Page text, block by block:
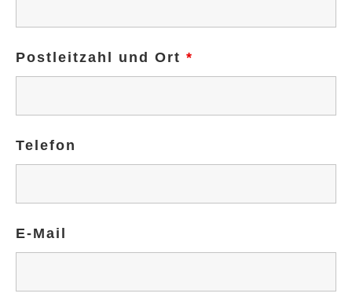
Postleitzahl und Ort *
Telefon
E-Mail